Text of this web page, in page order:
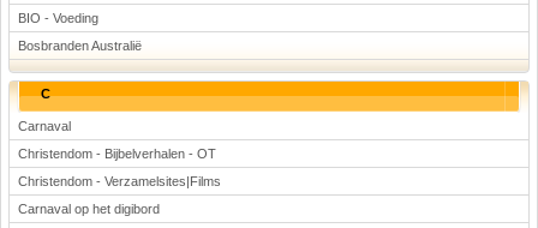
BIO - Voeding
Bosbranden Australië
C
Carnaval
Christendom - Bijbelverhalen - OT
Christendom - Verzamelsites|Films
Carnaval op het digibord